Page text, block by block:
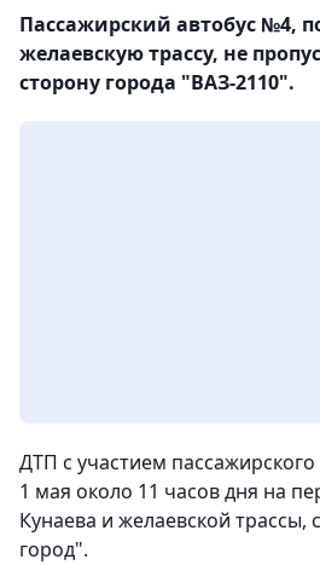
Пассажирский автобус №4,
желаевскую трассу, не
сторону города "ВАЗ-2110".
ДТП с участием
1 мая около 11 часов дня на
Кунаева и желаевской
город".